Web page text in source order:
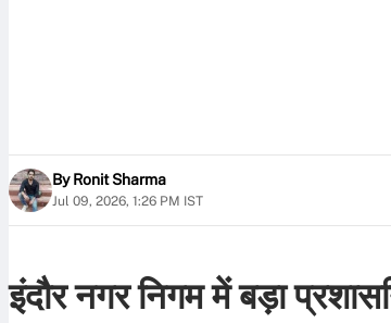
ByRonit Sharma
Jul 09, 2026, 1:26 PM IST
इंदौर नगर निगम में बड़ा